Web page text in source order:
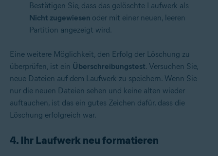
Bestätigen Sie, dass das gelöschte Laufwerk als
Nicht zugewiesen oder mit einer neuen, leeren
Partition angezeigt wird.
Eine weitere Möglichkeit, den Erfolg der Löschung zu
überprüfen, ist ein Überschreibungstest. Versuchen Sie,
neue Dateien auf dem Laufwerk zu speichern. Wenn Sie
nur die neuen Dateien sehen und keine alten wieder
auftauchen, ist das ein gutes Zeichen dafür, dass die
Löschung erfolgreich war.
4. Ihr Laufwerk neu formatieren